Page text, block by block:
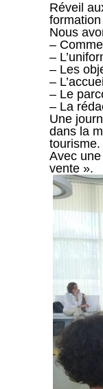
Réveil
Nous
–
–
– Les
–
– Le
– La
Une
dans la
tourisme.
Avec
vente ».